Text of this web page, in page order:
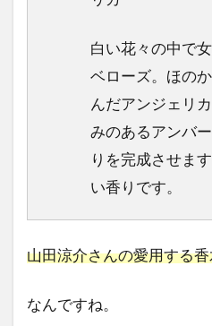
白い花々の中で
ベローズ。ほの
んだアンジェリ
みのあるアンバ
りを完成させま
い香りです。
山田涼介さんの愛用する
なんですね。